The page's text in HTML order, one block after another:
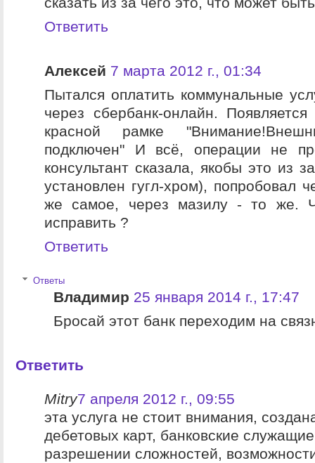
Ответить
Алексей 7 марта 2012 г., 01:34
Пытался оплатить коммунальные
через сбербанк-онлайн.
красной рамке
подключен" И всё, операции не
консультант сказала, якобы это из
установлен гугл-хром), попробовал
же самое, через мазилу - то же.
исправить ?
Ответить
Ответы
Владимир 25 января 2014 г., 17:47
Бросай этот банк переходим на
Ответить
Mitry7 апреля 2012 г., 09:55
эта услуга не стоит внимания,
дебетовых карт, банковские
разрешении сложностей,